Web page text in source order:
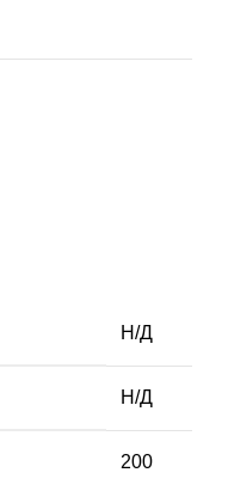
Н/Д
Н/Д
200